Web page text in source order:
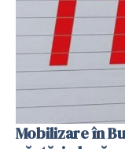
Mobilizare în